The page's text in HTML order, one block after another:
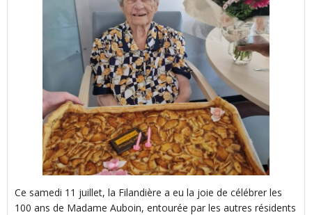
Ce samedi 11 juillet, la Filandière a eu la joie de célébrer les
100 ans de Madame Auboin, entourée par les autres résidents